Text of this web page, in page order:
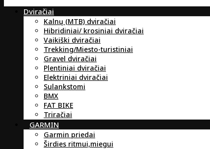
Dviračiai
Kalnų (MTB) dviračiai
Hibridiniai/ krosiniai dviračiai
Vaikiški dviračiai
Trekking/Miesto-turistiniai
Gravel dviračiai
Plentiniai dviračiai
Elektriniai dviračiai
Sulankstomi
BMX
FAT BIKE
Triračiai
GARMIN
Garmin priedai
Širdies ritmui,miegui